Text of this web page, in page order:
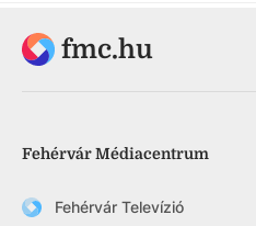
fmc.hu
Fehérvár Médiacentrum
Fehérvár Televízió